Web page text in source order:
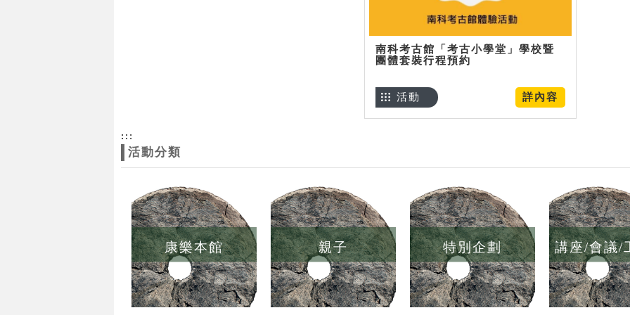
南科考古館「考古小學堂」學校暨
團體套裝行程預約
詳內容
活動
:::
活動分類
康樂本館 親子 特別企劃 講座/會議/